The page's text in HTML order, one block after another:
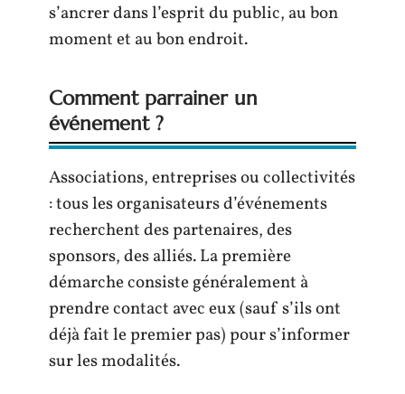
s’ancrer dans l’esprit du public, au bon
moment et au bon endroit.
Comment parrainer un
événement ?
Associations, entreprises ou collectivités
: tous les organisateurs d’événements
recherchent des partenaires, des
sponsors, des alliés. La première
démarche consiste généralement à
prendre contact avec eux (sauf s’ils ont
déjà fait le premier pas) pour s’informer
sur les modalités.